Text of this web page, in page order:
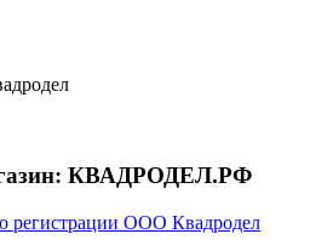
КВАДРОДЕЛ.РФ